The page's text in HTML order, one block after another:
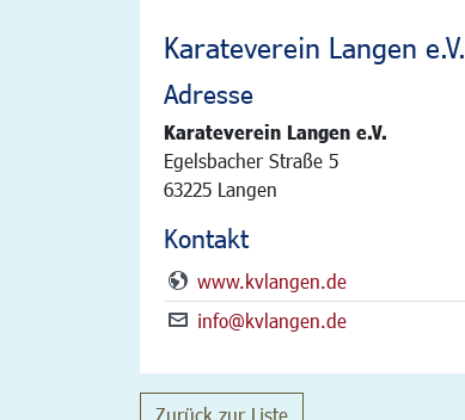
Karateverein Langen e.V.
Adresse
Karateverein Langen e.V.
Egelsbacher Straße 5
63225 Langen
Kontakt
www.kvlangen.de
info@kvlangen.de
Zurück zur Liste